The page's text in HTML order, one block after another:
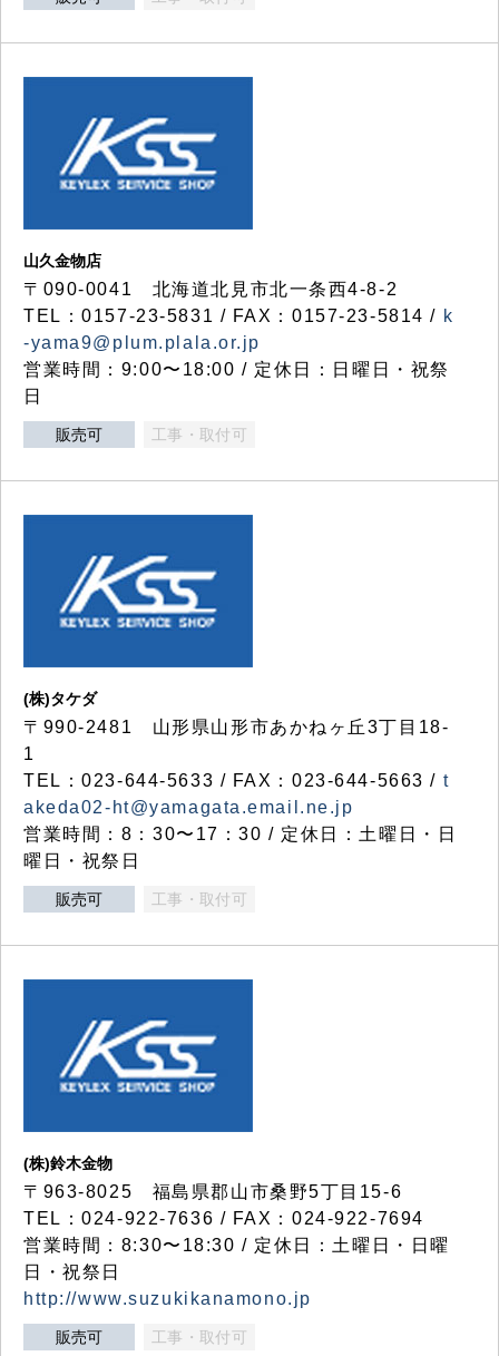
山久金物店
〒090-0041 北海道北見市北一条西4-8-2
TEL：0157-23-5831 / FAX：0157-23-5814 / k
-yama9@plum.plala.or.jp
営業時間：9:00〜18:00 / 定休日：日曜日・祝祭
日
販売可 工事・取付可
(株)タケダ
〒990-2481 山形県山形市あかねヶ丘3丁目18-
1
TEL：023-644-5633 / FAX：023-644-5663 / t
akeda02-ht@yamagata.email.ne.jp
営業時間：8：30〜17：30 / 定休日：土曜日・日
曜日・祝祭日
販売可 工事・取付可
(株)鈴木金物
〒963-8025 福島県郡山市桑野5丁目15-6
TEL：024-922-7636 / FAX：024-922-7694
営業時間：8:30〜18:30 / 定休日：土曜日・日曜
日・祝祭日
http://www.suzukikanamono.jp
販売可 工事・取付可